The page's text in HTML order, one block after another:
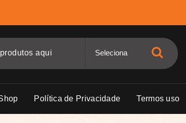
Política de Privacidade Termos uso